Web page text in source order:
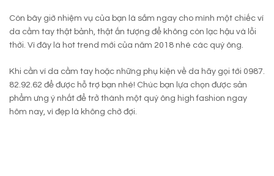
Còn bây giờ nhiệm vụ của bạn là sắm ngay cho mình một chiếc ví
da cầm tay thật bảnh, thật ấn tượng để không còn lạc hậu và lỗi
thời. Vì đây là hot trend mới của năm 2018 nhé các quý ông.
Khi cần ví da cầm tay hoặc những phụ kiện về da hãy gọi tới 0987.
82.92.62 để được hỗ trợ bạn nhé! Chúc bạn lựa chọn được sản
phẩm ưng ý nhất để trở thành một quý ông high fashion ngay
hôm nay, vì đẹp là không chờ đợi.